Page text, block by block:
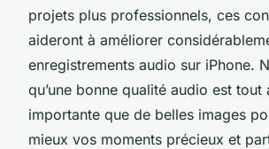
projets plus professionnels, ces
aideront à améliorer
enregistrements audio sur iPhone.
qu’une bonne qualité audio est tout
importante que de belles images
mieux vos moments précieux et